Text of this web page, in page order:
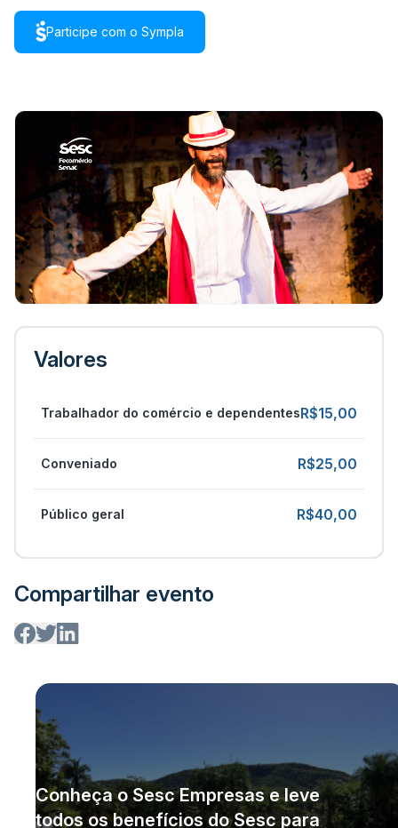
Participe com o Sympla
Valores
Trabalhador do comércio e dependentesR$15,00
Conveniado R$25,00
Público geral R$40,00
Compartilhar evento
Conheça o Sesc Empresas e leve
todos os benefícios do Sesc para